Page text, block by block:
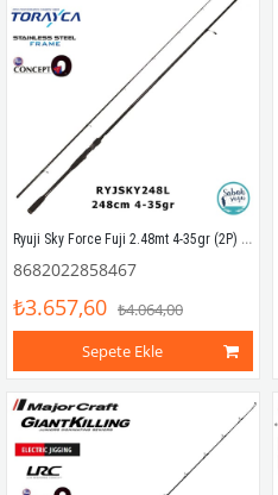
Ryuji Sky Force Fuji 2.48mt 4-35gr (2P) Spin Kamış
8682022858467
₺3.657,60 ₺4.064,00
Sepete Ekle